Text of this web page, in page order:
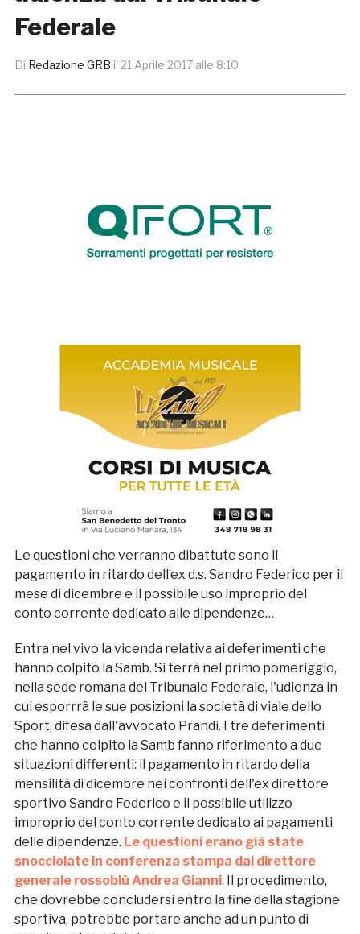
Federale
Di Redazione GRB il 21 Aprile 2017 alle 8:10
Le questioni che verranno dibattute sono il
pagamento in ritardo dell’ex d.s. Sandro Federico per il
mese di dicembre e il possibile uso improprio del
conto corrente dedicato alle dipendenze…
Entra nel vivo la vicenda relativa ai deferimenti che
hanno colpito la Samb. Si terrà nel primo pomeriggio,
nella sede romana del Tribunale Federale, l'udienza in
cui esporrrà le sue posizioni la società di viale dello
Sport, difesa dall'avvocato Prandi. I tre deferimenti
che hanno colpito la Samb fanno riferimento a due
situazioni differenti: il pagamento in ritardo della
mensilità di dicembre nei confronti dell'ex direttore
sportivo Sandro Federico e il possibile utilizzo
improprio del conto corrente dedicato ai pagamenti
delle dipendenze. Le questioni erano già state
snocciolate in conferenza stampa dal direttore
generale rossoblù Andrea Gianni. Il procedimento,
che dovrebbe concludersi entro la fine della stagione
sportiva, potrebbe portare anche ad un punto di